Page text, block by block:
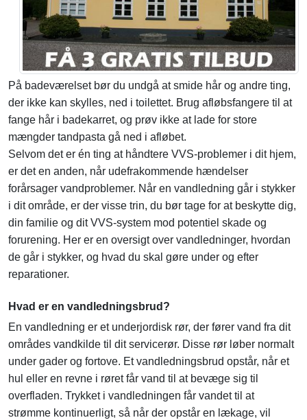
På badeværelset bør du undgå at smide hår og andre ting,
der ikke kan skylles, ned i toilettet. Brug afløbsfangere til at
fange hår i badekarret, og prøv ikke at lade for store
mængder tandpasta gå ned i afløbet.
Selvom det er én ting at håndtere VVS-problemer i dit hjem,
er det en anden, når udefrakommende hændelser
forårsager vandproblemer. Når en vandledning går i stykker
i dit område, er der visse trin, du bør tage for at beskytte dig,
din familie og dit VVS-system mod potentiel skade og
forurening. Her er en oversigt over vandledninger, hvordan
de går i stykker, og hvad du skal gøre under og efter
reparationer.
Hvad er en vandledningsbrud?
En vandledning er et underjordisk rør, der fører vand fra dit
områdes vandkilde til dit servicerør. Disse rør løber normalt
under gader og fortove. Et vandledningsbrud opstår, når et
hul eller en revne i røret får vand til at bevæge sig til
overfladen. Trykket i vandledningen får vandet til at
strømme kontinuerligt, så når der opstår en lækage, vil